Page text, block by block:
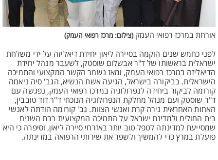
אורחת במרכז רפואי העמק (צילום: מרכז רפואי העמק)
לפני כחמש שנים הוקמה בסיירה ליאון יחידת דיאליזה על ידי משלחת
ישראלית בראשותו של ד"ר אבשלום שוסטק, לשעבר מנהל יחידת
הדיאליזה במרכז רפואי העמק, ומאז נשמר הקשר המקצועי והתמיכה
הישראלית. בביקורה בישראל, הגיעה אשת הנשיא, הגב' סיה ניאמה
קורומה לביקור ביחידה לנפרולוגיה במרכז רפואי העמק, נפגשה עם
ד"ר שוסטק ועם מנהל מחלקת הנפרולוגיה הנוכחי ד"ר דוד טובבין,
האחות האחראית נירה קרת ואנשי הצוות. גב' קורומה הודתה לאנשי
בית החולים ולמדינת ישראל על התמיכה המקצועית רבת השנים
שמסייעת למדינתה לטפל טוב יותר באזרחי סיירה ליאון, וסיפרה כי היא
פועלת במרץ כדי להמשיך ולשפר את שירותי הרפואה במדינתה.